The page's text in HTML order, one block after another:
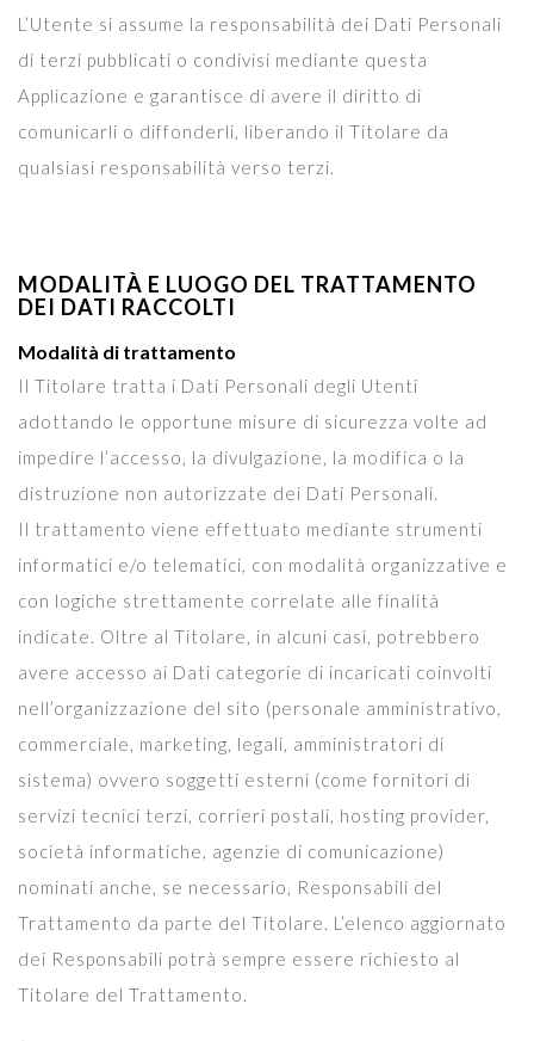
L’Utente si assume la responsabilità dei Dati Personali
di terzi pubblicati o condivisi mediante questa
Applicazione e garantisce di avere il diritto di
comunicarli o diffonderli, liberando il Titolare da
qualsiasi responsabilità verso terzi.
MODALITÀ E LUOGO DEL TRATTAMENTO
DEI DATI RACCOLTI
Modalità di trattamento
Il Titolare tratta i Dati Personali degli Utenti
adottando le opportune misure di sicurezza volte ad
impedire l’accesso, la divulgazione, la modifica o la
distruzione non autorizzate dei Dati Personali.
Il trattamento viene effettuato mediante strumenti
informatici e/o telematici, con modalità organizzative e
con logiche strettamente correlate alle finalità
indicate. Oltre al Titolare, in alcuni casi, potrebbero
avere accesso ai Dati categorie di incaricati coinvolti
nell’organizzazione del sito (personale amministrativo,
commerciale, marketing, legali, amministratori di
sistema) ovvero soggetti esterni (come fornitori di
servizi tecnici terzi, corrieri postali, hosting provider,
società informatiche, agenzie di comunicazione)
nominati anche, se necessario, Responsabili del
Trattamento da parte del Titolare. L’elenco aggiornato
dei Responsabili potrà sempre essere richiesto al
Titolare del Trattamento.